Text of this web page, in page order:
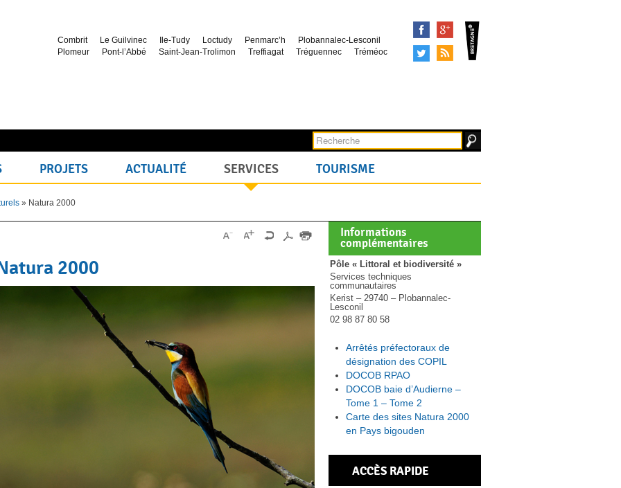
Combrit Le Guilvinec Ile-Tudy Loctudy Penmarc’h
Plobannalec-Lesconil
Plomeur
Pont-l’Abbé Saint-Jean-Trolimon Treffiagat Tréguennec Tréméoc
FacebookGoogle+
TweeterSyndication
PROJETS ACTUALITÉ SERVICES TOURISME
» Natura 2000
2000
Informations
complémentaires
Pôle « Littoral et biodiversité »
Services techniques
communautaires
Kerist – 29740 – Plobannalec-
Lesconil
02 98 87 80 58
Arrêtés préfectoraux de
désignation des COPIL
DOCOB RPAO
DOCOB baie d’Audierne –
Tome 1 – Tome 2
Carte des sites Natura 2000
en Pays bigouden
ACCÈS RAPIDE